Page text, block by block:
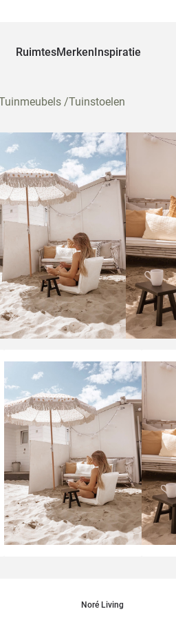
RuimtesMerkenInspiratie
/Tuinstoelen
Noré Living